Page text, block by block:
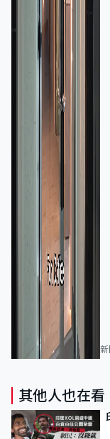
其他人也在看